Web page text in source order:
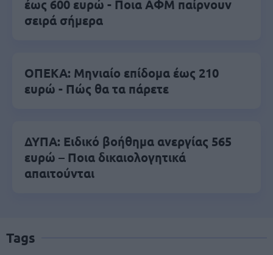
έως 600 ευρώ - Ποια ΑΦΜ παίρνουν
σειρά σήμερα
ΟΠΕΚΑ: Μηνιαίο επίδομα έως 210
ευρώ - Πώς θα τα πάρετε
ΔΥΠΑ: Ειδικό βοήθημα ανεργίας 565
ευρώ – Ποια δικαιολογητικά
απαιτούνται
Tags